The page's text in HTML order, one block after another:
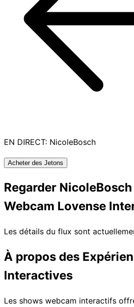
EN DIRECT: NicoleBosch
Acheter des Jetons
Regarder
Webcam Lovense
Les détails du flux sont
À propos des
Interactives
Les shows webcam interactifs